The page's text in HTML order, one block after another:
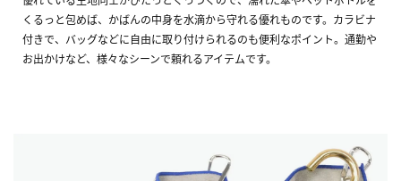
くるっと包めば、かばんの中身を水滴から守れる優れものです。カラビナ
付きで、バッグなどに自由に取り付けられるのも便利なポイント。通勤や
お出かけなど、様々なシーンで頼れるアイテムです。